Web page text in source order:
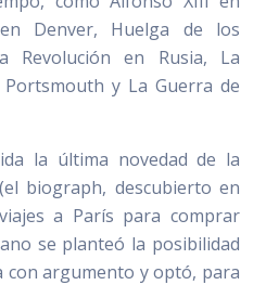
Denver, Huelga de los
Revolución en Rusia, La
y La Guerra de
la última novedad de la
biograph, descubierto en
a París para comprar
se planteó la posibilidad
con argumento y optó, para